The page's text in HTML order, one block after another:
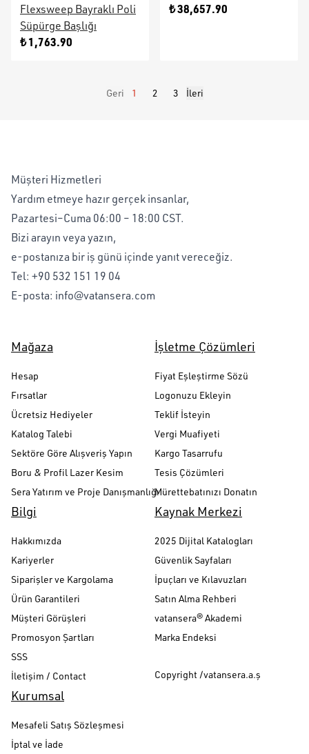
Flexsweep Bayraklı Poli
Süpürge Başlığı
₺ 1,763.90
₺ 38,657.90
Geri 1 2 3 İleri
Müşteri Hizmetleri
Yardım etmeye hazır gerçek insanlar,
Pazartesi–Cuma 06:00 – 18:00 CST.
Bizi arayın veya yazın,
e-postanıza bir iş günü içinde yanıt vereceğiz.
Tel: +90 532 151 19 04
E-posta: info@vatansera.com
Mağaza
Hesap
Fırsatlar
Ücretsiz Hediyeler
Katalog Talebi
Sektöre Göre Alışveriş Yapın
Boru & Profil Lazer Kesim
Sera Yatırım ve Proje Danışmanlığı
İşletme Çözümleri
Fiyat Eşleştirme Sözü
Logonuzu Ekleyin
Teklif İsteyin
Vergi Muafiyeti
Kargo Tasarrufu
Tesis Çözümleri
Mürettebatınızı Donatın
Bilgi
Hakkımızda
Kariyerler
Siparişler ve Kargolama
Ürün Garantileri
Müşteri Görüşleri
Promosyon Şartları
SSS
İletişim / Contact
Kaynak Merkezi
2025 Dijital Katalogları
Güvenlik Sayfaları
İpuçları ve Kılavuzları
Satın Alma Rehberi
vatansera® Akademi
Marka Endeksi
Copyright /vatansera.a.ş
Kurumsal
Mesafeli Satış Sözleşmesi
İptal ve İade